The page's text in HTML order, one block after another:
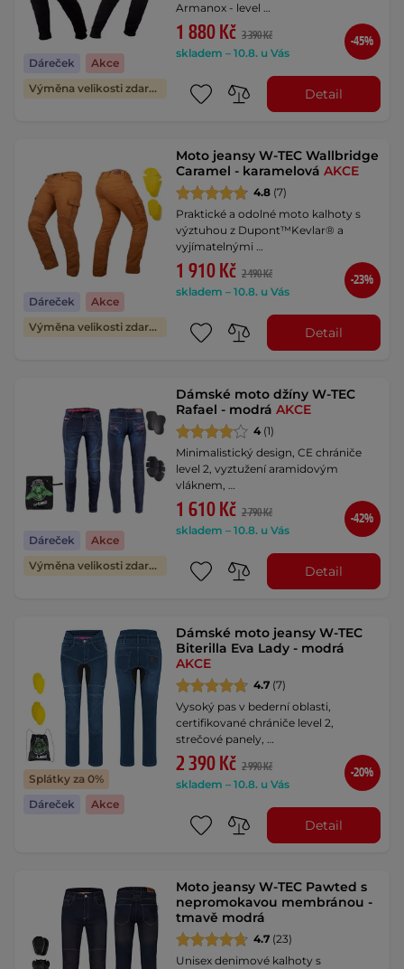
Dáreček
Akce
Výměna velikosti zdarma
Armanox - level …
1 880 Kč 3 390 Kč
skladem – 10.8. u Vás
-45%
Detail
Dáreček
Akce
Výměna velikosti zdarma
Moto jeansy W-TEC Wallbridge
Caramel - karamelováAKCE
4.8 (7)
Praktické a odolné moto kalhoty s
výztuhou z Dupont™Kevlar® a
vyjímatelnými …
1 910 Kč 2 490 Kč
skladem – 10.8. u Vás
-23%
Detail
Dáreček
Akce
Výměna velikosti zdarma
Dámské moto džíny W-TEC
Rafael - modráAKCE
4 (1)
Minimalistický design, CE chrániče
level 2, vyztužení aramidovým
vláknem, …
1 610 Kč 2 790 Kč
skladem – 10.8. u Vás
-42%
Detail
Splátky za 0%
Dáreček
Akce
Dámské moto jeansy W-TEC
Biterilla Eva Lady - modrá
AKCE
4.7 (7)
Vysoký pas v bederní oblasti,
certifikované chrániče level 2,
strečové panely, …
2 390 Kč 2 990 Kč
skladem – 10.8. u Vás
-20%
Detail
Moto jeansy W-TEC Pawted s
nepromokavou membránou -
tmavě modrá
4.7 (23)
Unisex denimové kalhoty s